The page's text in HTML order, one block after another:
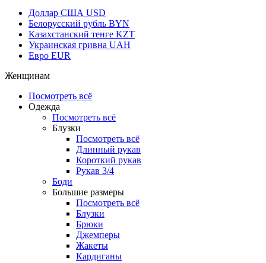
Доллар США USD
Белорусский рубль BYN
Казахстанский тенге KZT
Украинская гривна UAH
Евро EUR
Женщинам
Посмотреть всё
Одежда
Посмотреть всё
Блузки
Посмотреть всё
Длинный рукав
Короткий рукав
Рукав 3/4
Боди
Большие размеры
Посмотреть всё
Блузки
Брюки
Джемперы
Жакеты
Кардиганы